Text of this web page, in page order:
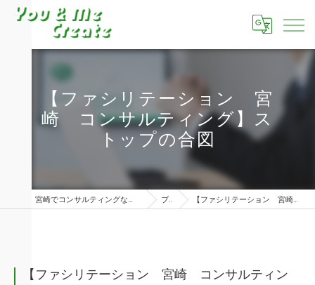
【ファシリテーション 宮
崎 コンサルティング】ス
トップの合図
宮崎でコンサルティングならユーアンドミークリエイト株式会社 ブログ 【ファシリテーション 宮崎 コンサルティング】ストップの合図
【ファシリテーション 宮崎 コンサルティン